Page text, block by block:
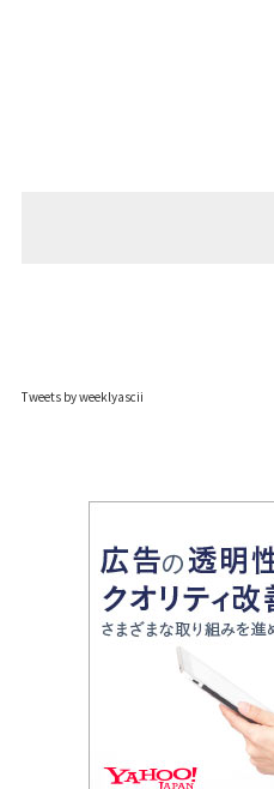
Tweets by weeklyascii